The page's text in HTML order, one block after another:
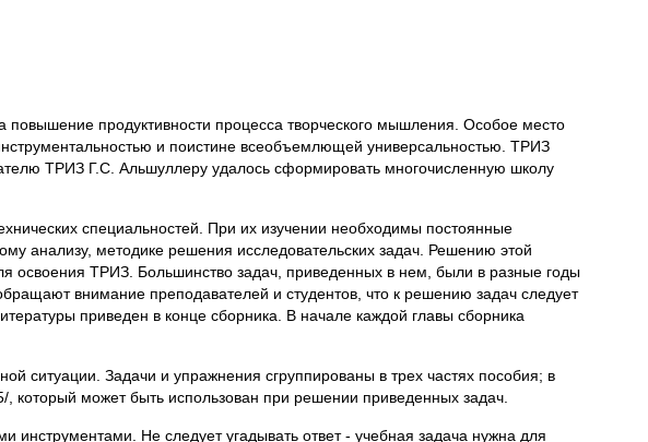
продуктивности процесса творческого мышления. Особое место
и поистине всеобъемлющей универсальностью. ТРИЗ
ТРИЗ Г.С. Альшуллеру удалось сформировать многочисленную школу
специальностей. При их изучении необходимы постоянные
анализу, методике решения исследовательских задач. Решению этой
освоения ТРИЗ. Большинство задач, приведенных в нем, были в разные годы
внимание преподавателей и студентов, что к решению задач следует
приведен в конце сборника. В начале каждой главы сборника
ситуации. Задачи и упражнения сгруппированы в трех частях пособия; в
который может быть использован при решении приведенных задач.
инструментами. Не следует угадывать ответ - учебная задача нужна для